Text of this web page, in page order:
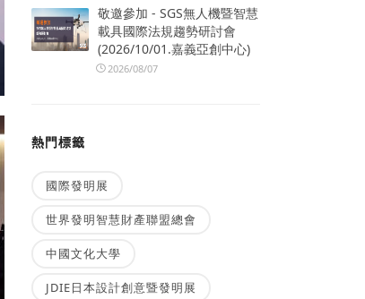
敬邀參加 - SGS無人機暨智慧
載具國際法規趨勢研討會
(2026/10/01.嘉義亞創中心)
2026/08/07
熱門標籤
國際發明展
世界發明智慧財產聯盟總會
中國文化大學
JDIE日本設計創意暨發明展